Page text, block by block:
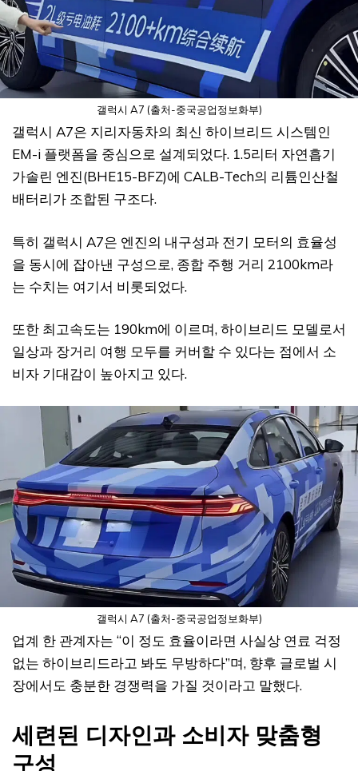
갤럭시 A7 (출처-중국공업정보화부)
갤럭시 A7은 지리자동차의 최신 하이브리드 시스템인
EM-i 플랫폼을 중심으로 설계되었다. 1.5리터 자연흡기
가솔린 엔진(BHE15-BFZ)에 CALB-Tech의 리튬인산철
배터리가 조합된 구조다.
특히 갤럭시 A7은 엔진의 내구성과 전기 모터의 효율성
을 동시에 잡아낸 구성으로, 종합 주행 거리 2100km라
는 수치는 여기서 비롯되었다.
또한 최고속도는 190km에 이르며, 하이브리드 모델로서
일상과 장거리 여행 모두를 커버할 수 있다는 점에서 소
비자 기대감이 높아지고 있다.
갤럭시 A7 (출처-중국공업정보화부)
업계 한 관계자는 “이 정도 효율이라면 사실상 연료 걱정
없는 하이브리드라고 봐도 무방하다”며, 향후 글로벌 시
장에서도 충분한 경쟁력을 가질 것이라고 말했다.
세련된 디자인과 소비자 맞춤형
구성